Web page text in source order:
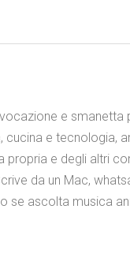
e smanetta
e tecnologia,
e degli altri
da un Mac,
se ascolta musica